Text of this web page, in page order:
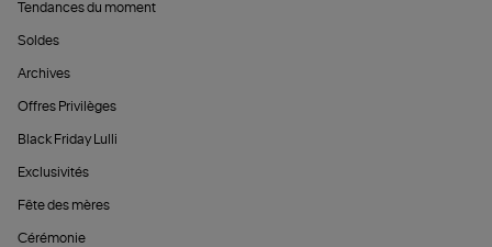
Tendances du moment
Soldes
Archives
Offres Privilèges
Black Friday Lulli
Exclusivités
Fête des mères
Cérémonie